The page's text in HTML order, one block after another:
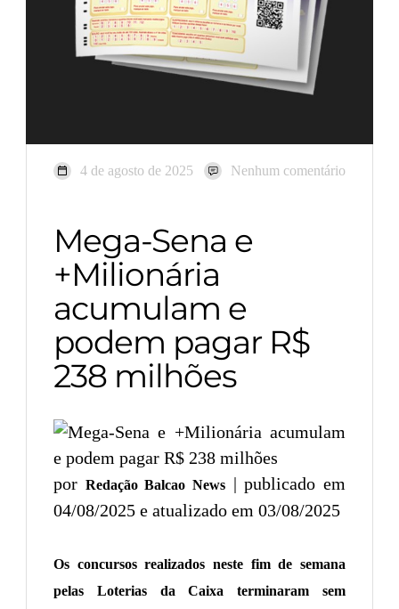
4 de agosto de 2025 Nenhum comentário
Mega-Sena e
+Milionária
acumulam e
podem pagar R$
238 milhões
por Redação Balcao News | publicado em
04/08/2025 e atualizado em 03/08/2025
Os concursos realizados neste fim de semana
pelas Loterias da Caixa terminaram sem